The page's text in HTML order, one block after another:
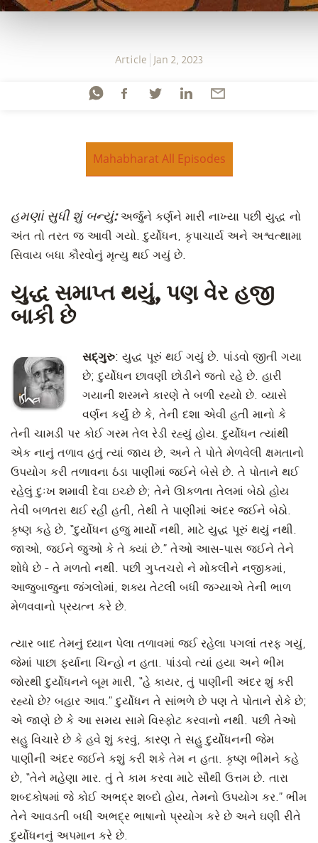
Article Jan 2, 2023
Mahabharat All Episodes
હમણાં સુધી શું બન્યું:અર્જુને કર્ણને મારી નાખ્યા પછી યુદ્ધ નો
અંત તો તરત જ આવી ગયો. દુર્યોધન, કૃપાચાર્ય અને અશ્વત્થામા
સિવાય બધા કૌરવોનું મૃત્યુ થઈ ગયું છે.
યુદ્ધ સમાપ્ત થયું, પણ વેર હજી
બાકી છે
સદ્‍ગુરુ: યુદ્ધ પૂરું થઈ ગયું છે. પાંડવો જીતી ગયા
છે; દુર્યોધન છાવણી છોડીને જતો રહે છે. હારી
ગયાની શરમને કારણે તે બળી રહ્યો છે. વ્યાસે
વર્ણન કર્યું છે કે, તેની દશા એવી હતી માનો કે
તેની ચામડી પર કોઈ ગરમ તેલ રેડી રહ્યું હોય. દુર્યોધન ત્યાંથી
એક નાનું તળાવ હતું ત્યાં જાય છે, અને તે પોતે મેળવેલી ક્ષમતાનો
ઉપયોગ કરી તળાવના ઠંડા પાણીમાં જઈને બેસે છે. તે પોતાને થઈ
રહેલું દુઃખ શમાવી દેવા ઇચ્છે છે; તેને ઊકળતા તેલમાં બેઠો હોય
તેવી બળતરા થઈ રહી હતી, તેથી તે પાણીમાં અંદર જઈને બેઠો.
કૃષ્ણ કહે છે, “દુર્યોધન હજુ માર્યો નથી, માટે યુદ્ધ પૂરું થયું નથી.
જાઓ, જઈને જુઓ કે તે ક્યાં છે.” તેઓ આસ-પાસ જઈને તેને
શોધે છે - તે મળતો નથી. પછી ગુપ્તચરો ને મોકલીને નજીકમાં,
આજુબાજુના જંગલોમાં, શક્ય તેટલી બધી જગ્યાએ તેની ભાળ
મેળવવાનો પ્રયત્ન કરે છે.
ત્યાર બાદ તેમનું ધ્યાન પેલા તળાવમાં જઈ રહેલા પગલાં તરફ ગયું,
જેમાં પાછા ફર્યાના ચિન્હો ન હતા. પાંડવો ત્યાં હયા અને ભીમ
જોરથી દુર્યોધનને બૂમ મારી, “હે કાયર, તું પાણીની અંદર શું કરી
રહ્યો છે? બહાર આવ.” દુર્યોધન તે સાંભળે છે પણ તે પોતાને રોકે છે;
એ જાણે છે કે આ સમય સામે વિસ્ફોટ કરવાનો નથી. પછી તેઓ
સહુ વિચારે છે કે હવે શું કરવું, કારણ તે સહુ દુર્યોધનની જેમ
પાણીની અંદર જઈને કશું કરી શકે તેમ ન હતા. કૃષ્ણ ભીમને કહે
છે, “તેને મહેણા માર. તું તે કામ કરવા માટે સૌથી ઉત્તમ છે. તારા
શબ્દકોષમાં જે કોઈ અભદ્ર શબ્દો હોય, તેમનો ઉપયોગ કર.” ભીમ
તેને આવડતી બધી અભદ્ર ભાષાનો પ્રયોગ કરે છે અને ઘણી રીતે
દુર્યોધનનું અપમાન કરે છે.